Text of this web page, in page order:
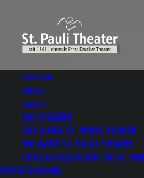
SPIELPLAN
KARTEN
THEATER
DAS THEATER
DAS JUNGE ST. PAULI THEATER
180 JAHRE ST. PAULI THEATER
HOHE LUFTQUALITÄT IM ST.
ZERTIFIZIERUNG